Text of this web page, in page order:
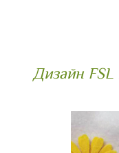
Дизайн